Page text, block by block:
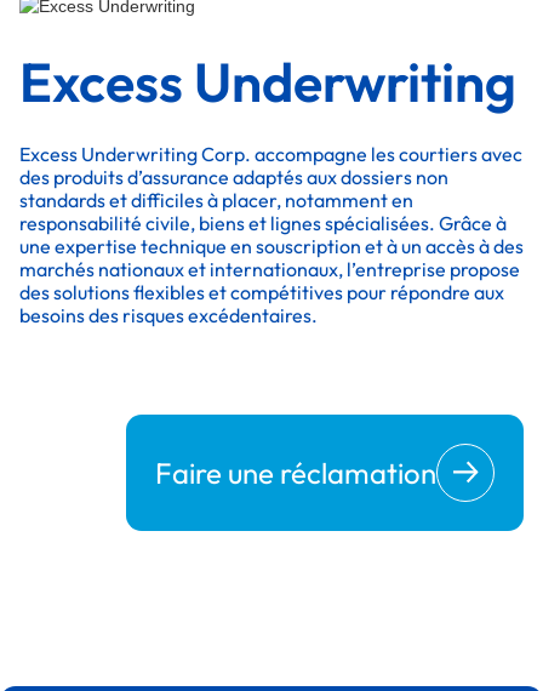
Excess Underwriting
Excess Underwriting Corp. accompagne les courtiers avec
des produits d’assurance adaptés aux dossiers non
standards et difficiles à placer, notamment en
responsabilité civile, biens et lignes spécialisées. Grâce à
une expertise technique en souscription et à un accès à des
marchés nationaux et internationaux, l’entreprise propose
des solutions flexibles et compétitives pour répondre aux
besoins des risques excédentaires.
Faire une réclamation